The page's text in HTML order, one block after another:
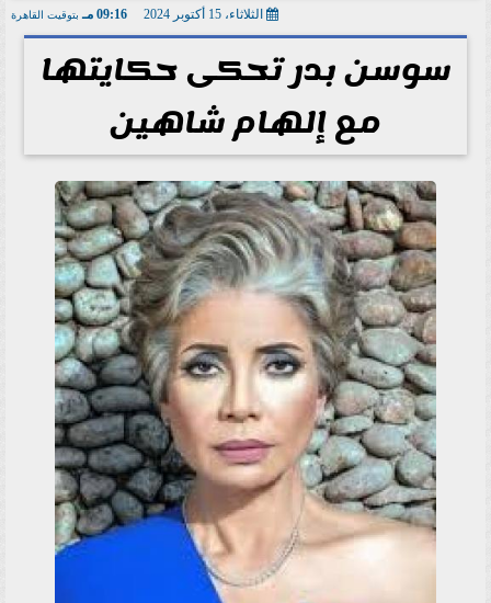
الثلاثاء، 15 أكتوبر 2024 09:16 مـ بتوقيت القاهرة
سوسن بدر تحكى حكايتها
مع إلهام شاهين